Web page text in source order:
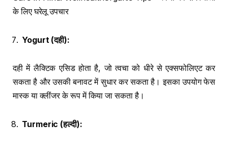
के लिए घरेलू उपचार
Yogurt (दही):
दही में लैक्टिक एसिड होता है, जो त्वचा को धीरे से एक्सफोलिएट कर
सकता है और उसकी बनावट में सुधार कर सकता है। इसका उपयोग फेस
मास्क या क्लींजर के रूप में किया जा सकता है।
Turmeric (हल्दी):